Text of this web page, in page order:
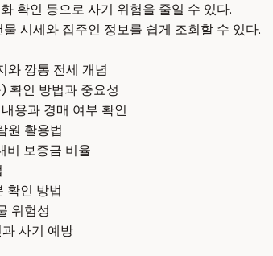
확인 등으로 사기 위험을 줄일 수 있다.
시세와 집주인 정보를 쉽게 조회할 수 있다.
와 깡통 전세 개념
확인 방법과 중요성
용과 경매 여부 확인
원 활용법
비 보증금 비율
확인 방법
위험성
사기 예방